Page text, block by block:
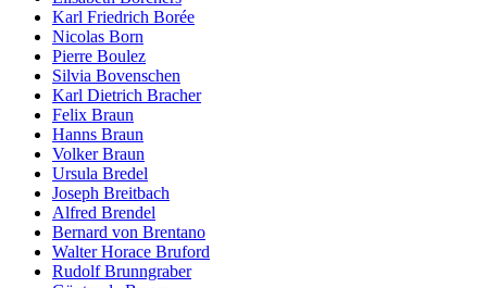
Karl Friedrich Borée
Nicolas Born
Pierre Boulez
Silvia Bovenschen
Karl Dietrich Bracher
Felix Braun
Hanns Braun
Volker Braun
Ursula Bredel
Joseph Breitbach
Alfred Brendel
Bernard von Brentano
Walter Horace Bruford
Rudolf Brunngraber